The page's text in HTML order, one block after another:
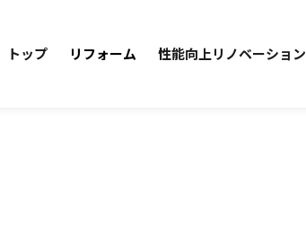
トップ リフォーム 性能向上リノベーション